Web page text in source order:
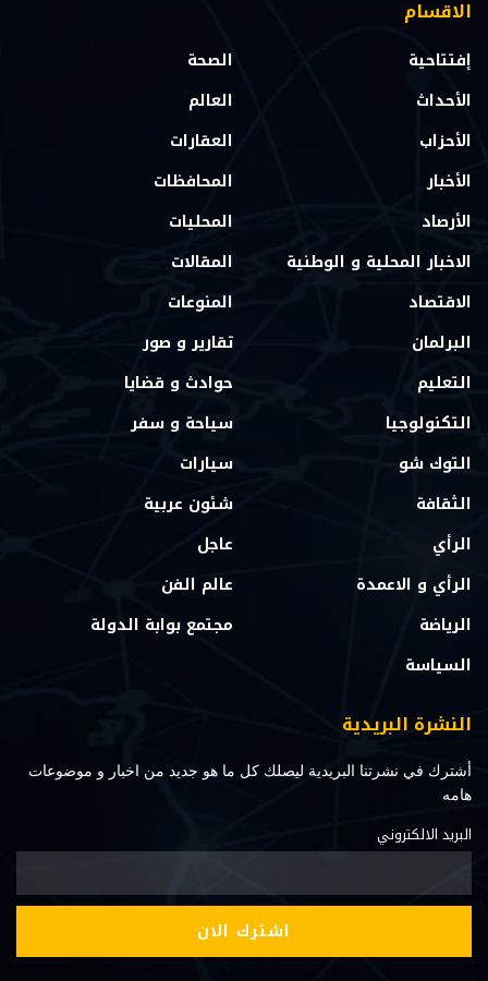
الاقسام
إفتتاحية
الأحداث
الأحزاب
الأخبار
الأرصاد
الاخبار المحلية و الوطنية
الاقتصاد
البرلمان
التعليم
التكنولوجيا
التوك شو
الثقافة
الرأي
الرأي و الاعمدة
الرياضة
السياسة
الصحة
العالم
العقارات
المحافظات
المحليات
المقالات
المنوعات
تقارير و صور
حوادث و قضايا
سياحة و سفر
سيارات
شئون عربية
عاجل
عالم الفن
مجتمع بوابة الدولة
النشرة البريدية
أشترك في نشرتنا البريدية ليصلك كل ما هو جديد من اخبار و موضوعات
هامه
البريد الالكتروني